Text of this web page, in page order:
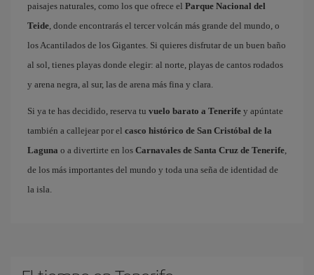
paisajes naturales, como los que ofrece el Parque Nacional del
Teide, donde encontrarás el tercer volcán más grande del mundo, o
los Acantilados de los Gigantes. Si quieres disfrutar de un buen baño
al sol, tienes playas donde elegir: al norte, playas de cantos rodados
y arena negra, al sur, las de arena más fina y clara.
Si ya te has decidido, reserva tu vuelo barato a Tenerife y apúntate
también a callejear por el casco histórico de San Cristóbal de la
Laguna o a divertirte en los Carnavales de Santa Cruz de Tenerife,
de los más importantes del mundo y toda una seña de identidad de
la isla.